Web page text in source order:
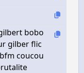
bobo
gilber flic
coucou